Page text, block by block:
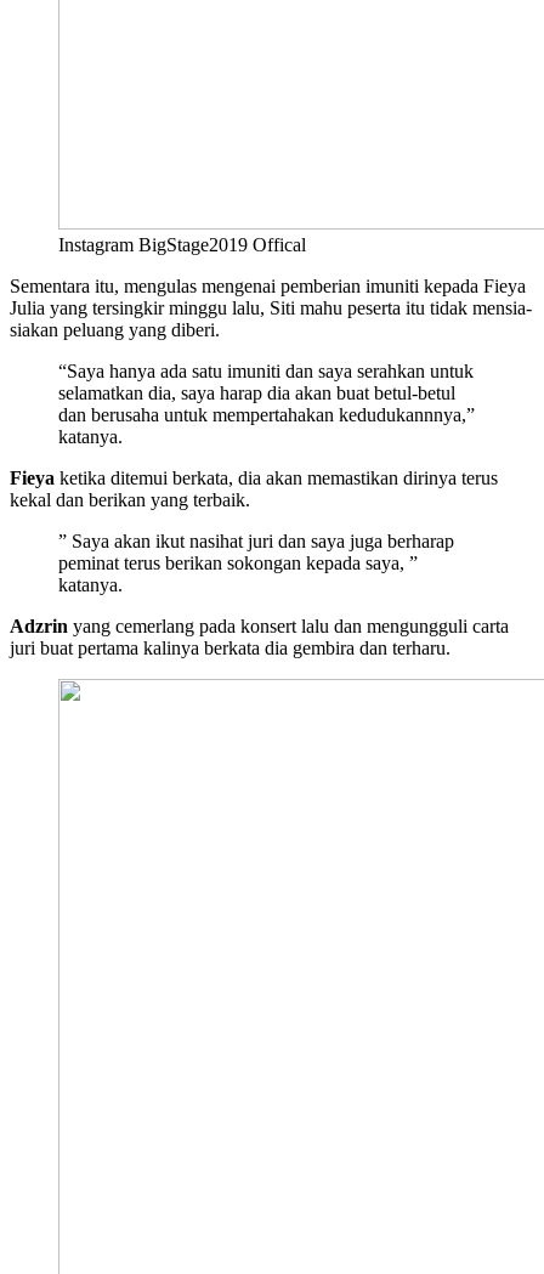
Instagram BigStage2019 Offical
Sementara itu, mengulas mengenai pemberian imuniti kepada Fieya
Julia yang tersingkir minggu lalu, Siti mahu peserta itu tidak mensia-
siakan peluang yang diberi.
“Saya hanya ada satu imuniti dan saya serahkan untuk
selamatkan dia, saya harap dia akan buat betul-betul
dan berusaha untuk mempertahakan kedudukannnya,”
katanya.
Fieya ketika ditemui berkata, dia akan memastikan dirinya terus
kekal dan berikan yang terbaik.
” Saya akan ikut nasihat juri dan saya juga berharap
peminat terus berikan sokongan kepada saya, ”
katanya.
Adzrin yang cemerlang pada konsert lalu dan mengungguli carta
juri buat pertama kalinya berkata dia gembira dan terharu.